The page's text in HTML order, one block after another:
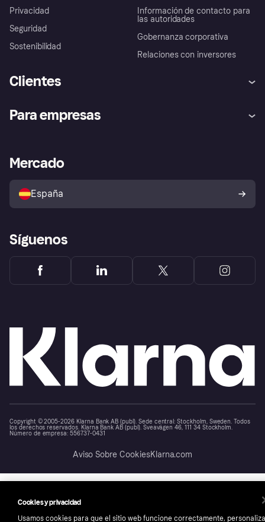
Privacidad
Seguridad
Sostenibilidad
Información de contacto para
las autoridades
Gobernanza corporativa
Relaciones con inversores
Clientes
Inicio de sesión
Directorio de tiendas
Política de protección al
comprador de Klarna
Reclamaciones
Para empresas
Acceso empresas
Mercado
España
Síguenos
Copyright © 2005-2026 Klarna Bank AB (publ). Sede central: Stockholm, Sweden. Todos
los derechos reservados. Klarna Bank AB (publ). Sveavägen 46, 111 34 Stockholm.
Número de empresa: 556737-0431
Aviso Sobre CookiesKlarna.com
Cookies y privacidad
Usamos cookies para que el sitio web funcione correctamente,